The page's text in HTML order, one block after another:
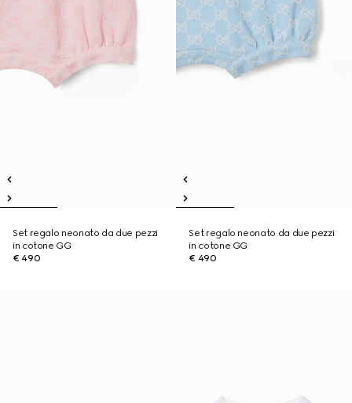
Set regalo neonato da due pezzi
in cotone GG
€ 490
Set regalo neonato da due pezzi
in cotone GG
€ 490